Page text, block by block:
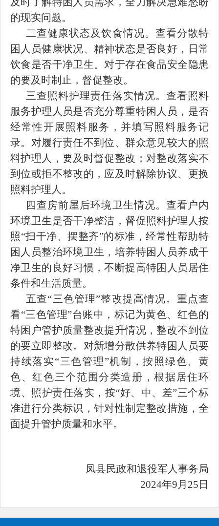
的现实问题。
二查健康状态及饮食情况。查看分散特
困人员健康状况、精神状态是否良好，日常
饮食是否干净卫生。对于存在食品安全隐患
的要及时制止，督促整改。
三查照料护理责任落实情况。查看照料
服务护理人员是否充分尊重特困人员，是否
经常性开展照料服务，并填写照料服务记
录。对履行责任不到位、群众意见较大的照
料护理人，要及时督促整改；对整改落实不
到位或拒不整改的，应及时解除协议、更换
照料护理人。
四查房前屋后环境卫生情况。查看户内
环境卫生是否干净整洁，督促照料护理人按
照“扫干净、摆整齐”的标准，经常性帮助特
困人员整治环境卫生，培养特困人员养成干
净卫生的良好习惯，不断提高特困人员居住
条件和生活质量。
五查“三色管理”整改提高情况。重点查
看“三色管理”台账中，标记为黄色、红色的
特困户管护质量整改提升情况，整改不到位
的要立即整改。对新增分散供养特困人员要
持续落实“三色管理”机制，按照绿色、黄
色、红色三个范围分类造册，根据居住环
境、照护责任落实，按“好、中、差”三个标
准进行分类标识，针对性制定整改措施，全
面提升管护质量和水平。
凤县民政和退役军人事务局
2024年9月25日